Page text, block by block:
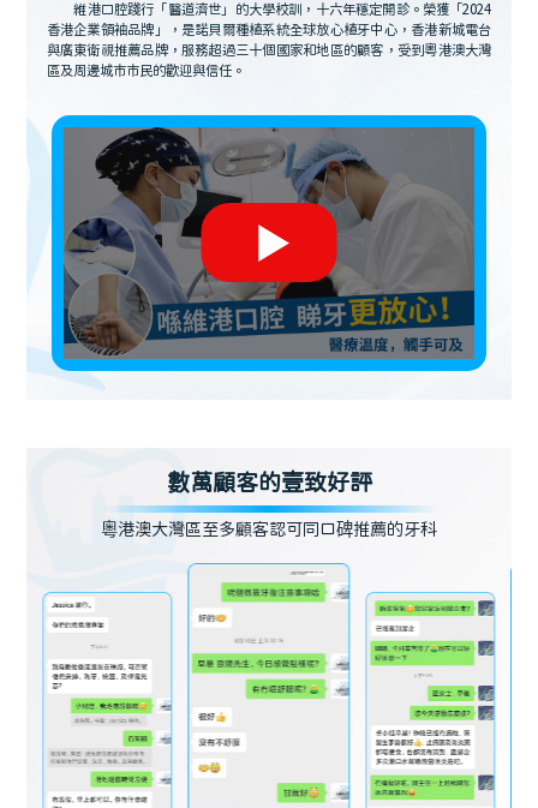
維港口腔踐行「醫道濟世」的大學校訓，十六年穩定開診。榮獲「2024
香港企業領袖品牌」，是諾貝爾種植系統全球放心植牙中心，香港新城電台
與廣東衛視推薦品牌，服務超過三十個國家和地區的顧客，受到粵港澳大灣
區及周邊城市市民的歡迎與信任。
數萬顧客的壹致好評
粵港澳大灣區至多顧客認可同口碑推薦的牙科